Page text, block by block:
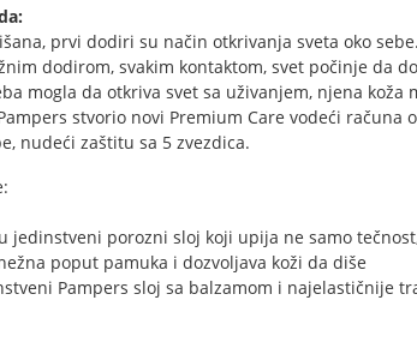
prvi dodiri su način otkrivanja sveta oko sebe.
dodirom, svakim kontaktom, svet počinje da
mogla da otkriva svet sa uživanjem, njena koža
stvorio novi Premium Care vodeći računa
nudeći zaštitu sa 5 zvezdica.
jedinstveni porozni sloj koji upija ne samo
poput pamuka i dozvoljava koži da diše
Pampers sloj sa balzamom i najelastičnije